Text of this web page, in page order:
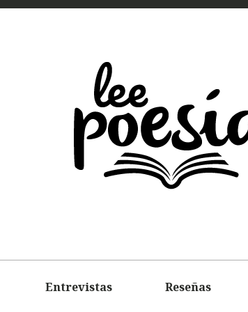
LEE
Entrevistas Reseñas